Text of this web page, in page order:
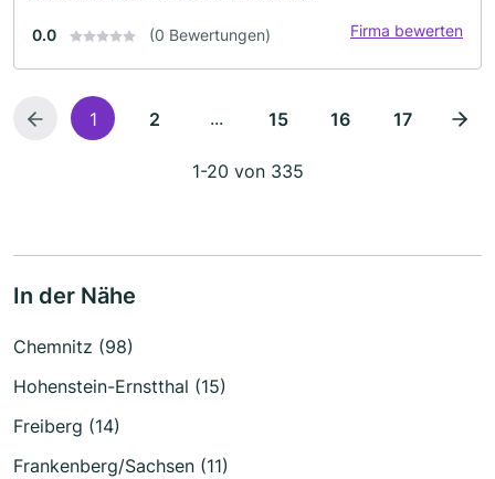
0.0 (0 Bewertungen) Firma bewerten
1 2 ... 15 16 17
1-20 von 335
In der Nähe
Chemnitz (98)
Hohenstein-Ernstthal (15)
Freiberg (14)
Frankenberg/Sachsen (11)